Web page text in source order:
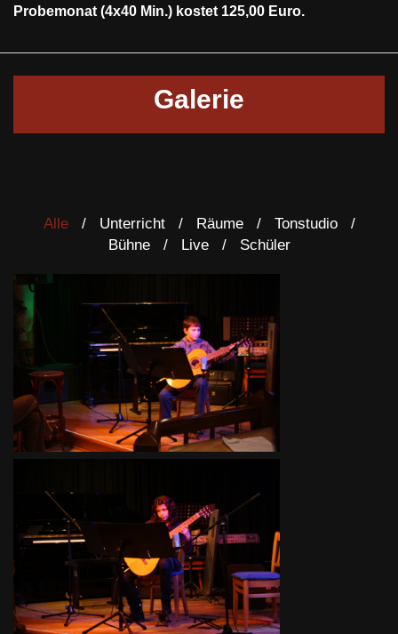
Probemonat (4x40 Min.) kostet 125,00 Euro.
Galerie
Alle Unterricht Räume
Tonstudio
Bühne
Live Schüler
Ferienfinale
Freizeit 2010
Ferienfinale
Freizeit 2010